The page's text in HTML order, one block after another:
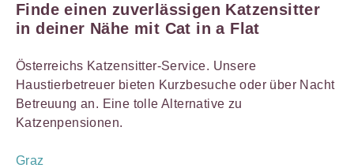
Finde einen zuverlässigen Katzensitter
in deiner Nähe mit Cat in a Flat
Österreichs Katzensitter-Service. Unsere
Haustierbetreuer bieten Kurzbesuche oder über Nacht
Betreuung an. Eine tolle Alternative zu
Katzenpensionen.
Graz